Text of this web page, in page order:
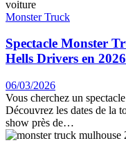
Monster Truck
Spectacle Monster
Hells Drivers en
06/03/2026
Vous cherchez un
Découvrez les dates de la
show près de…